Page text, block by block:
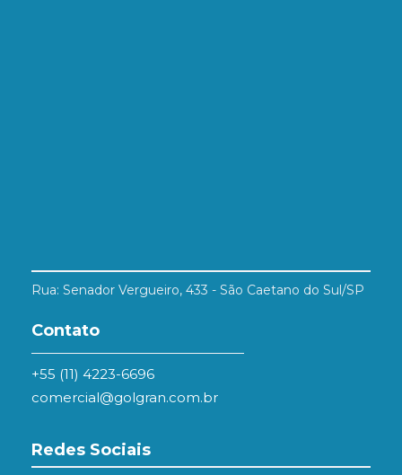
Rua: Senador Vergueiro, 433 - São Caetano do Sul/SP
Contato
+55 (11) 4223-6696
comercial@golgran.com.br
Redes Sociais